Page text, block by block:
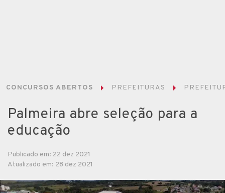
CONCURSOS ABERTOS PREFEITURAS
Palmeira abre seleção para a
educação
Publicado em: 22 dez 2021
Atualizado em: 28 dez 2021